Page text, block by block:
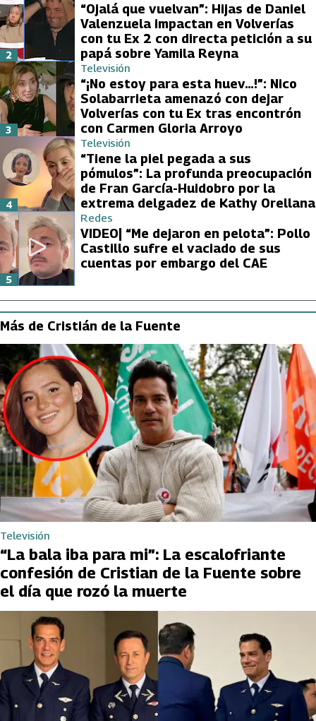
“Ojalá que vuelvan”: Hijas de Daniel
Valenzuela impactan en Volverías
con tu Ex 2 con directa petición a su
papá sobre Yamila Reyna
2
Televisión
“¡No estoy para esta huev…!”: Nico
Solabarrieta amenazó con dejar
Volverías con tu Ex tras encontrón
con Carmen Gloria Arroyo
3
Televisión
“Tiene la piel pegada a sus
pómulos”: La profunda preocupación
de Fran García-Huidobro por la
extrema delgadez de Kathy Orellana
4
Redes
VIDEO| “Me dejaron en pelota”: Pollo
Castillo sufre el vaciado de sus
cuentas por embargo del CAE
5
Más de Cristián de la Fuente
Televisión
“La bala iba para mi”: La escalofriante
confesión de Cristian de la Fuente sobre
el día que rozó la muerte